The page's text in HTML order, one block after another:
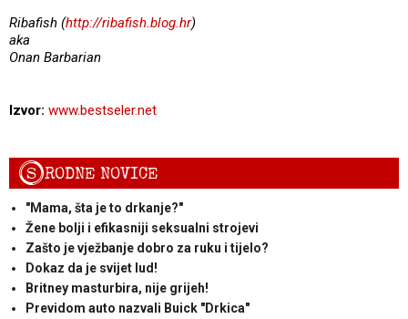
Ribafish (http://ribafish.blog.hr)
aka
Onan Barbarian
Izvor: www.bestseler.net
SRODNE NOVICE
"Mama, šta je to drkanje?"
Žene bolji i efikasniji seksualni strojevi
Zašto je vježbanje dobro za ruku i tijelo?
Dokaz da je svijet lud!
Britney masturbira, nije grijeh!
Previdom auto nazvali Buick "Drkica"